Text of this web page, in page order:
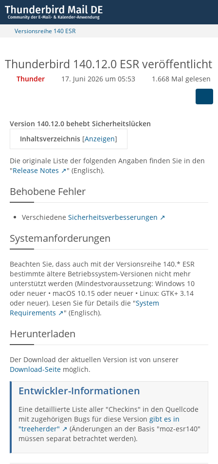
Versionsreihe 140 ESR
Thunderbird 140.12.0 ESR veröffentlicht
Thunder 17. Juni 2026 um 05:53 1.668 Mal gelesen
Version 140.12.0 behebt Sicherheitslücken
Inhaltsverzeichnis [Anzeigen]
Die originale Liste der folgenden Angaben finden Sie in den
"Release Notes " (Englisch).
Behobene Fehler
Verschiedene Sicherheitsverbesserungen
Systemanforderungen
Beachten Sie, dass auch mit der Versionsreihe 140.* ESR
bestimmte ältere Betriebssystem-Versionen nicht mehr
unterstützt werden (Mindestvoraussetzung: Windows 10
oder neuer • macOS 10.15 oder neuer • Linux: GTK+ 3.14
oder neuer). Lesen Sie für Details die "System
Requirements
" (Englisch).
Herunterladen
Der Download der aktuellen Version ist von unserer
Download-Seite möglich.
Entwickler-Informationen
Eine detaillierte Liste aller "Checkins" in den Quellcode
mit zugehörigen Bugs für diese Version gibt es in
"treeherder"
(Änderungen an der Basis "moz-esr140"
müssen separat betrachtet werden).